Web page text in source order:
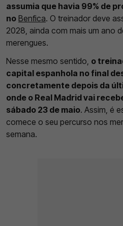
assumia que havia 99% de
no Benfica. O treinador deve
2028, ainda com mais um ano
merengues.
Nesse mesmo sentido, o
capital espanhola no final
concretamente depois da
onde o Real Madrid vai
sábado 23 de maio. Assim, é
comece o seu percurso nos
semana.